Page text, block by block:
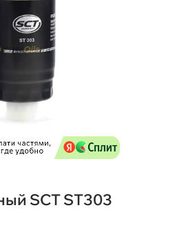
SCT ST303